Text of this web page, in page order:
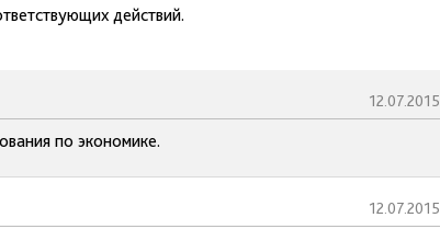
действий.
12.07.2015
по экономике.
12.07.2015